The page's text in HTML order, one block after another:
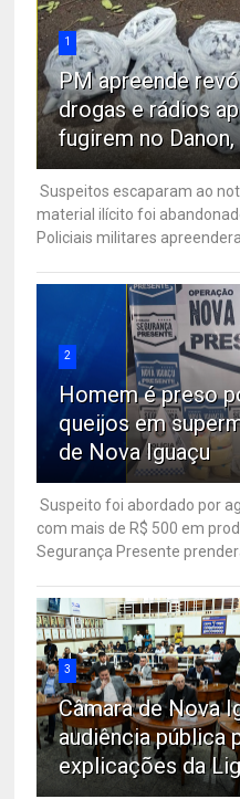
1
PM apreende
drogas e rádios
fugirem no
Suspeitos escaparam ao
material ilícito foi
Policiais militares
2
Homem é preso
queijos em
de Nova Iguaçu
Suspeito foi abordado por
com mais de R$ 500 em
Segurança Presente
3
Câmara de Nova
audiência pública
explicações da